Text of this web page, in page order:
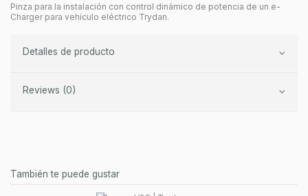
Pinza para la instalación con control dinámico de potencia de un e-
Charger para vehículo eléctrico Trydan.
Detalles de producto
Reviews (0)
También te puede gustar